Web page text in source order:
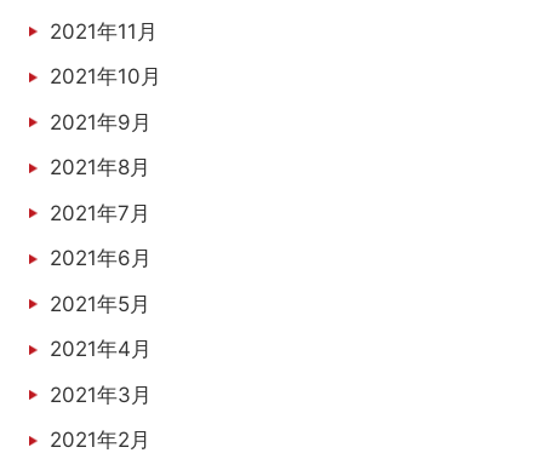
2021年11月
2021年10月
2021年9月
2021年8月
2021年7月
2021年6月
2021年5月
2021年4月
2021年3月
2021年2月